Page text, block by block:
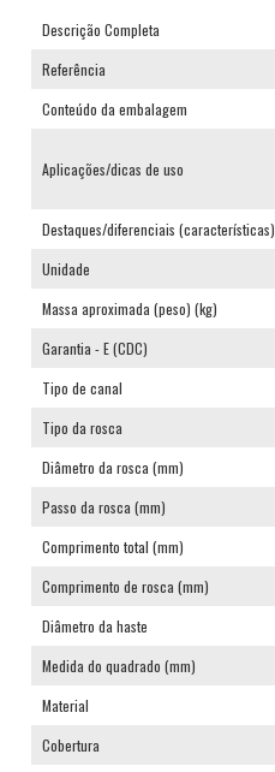
Descrição Completa
Referência
Conteúdo da embalagem
Aplicações/dicas de uso
Destaques/diferenciais (características)
Unidade
Massa aproximada (peso) (kg)
Garantia - E (CDC)
Tipo de canal
Tipo da rosca
Diâmetro da rosca (mm)
Passo da rosca (mm)
Comprimento total (mm)
Comprimento de rosca (mm)
Diâmetro da haste
Medida do quadrado (mm)
Material
Cobertura